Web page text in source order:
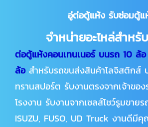
อู่ต่อตู้แห้ง รับซ่อมตู้แ
จำหน่ายอะไหล่สำห
ต่อตู้แห้งคอนเทนเนอร์ บนรถ 10 ล้
ล้อ สำหรับรถขนส่งสินค้าโลจิสติกส์
ทรานสปอร์ต รับงานตรงจากเจ้าขอ
โรงงาน รับงานจากเซลส์โชว์รูมขาย
ISUZU, FUSO, UD Truck งานดีมี